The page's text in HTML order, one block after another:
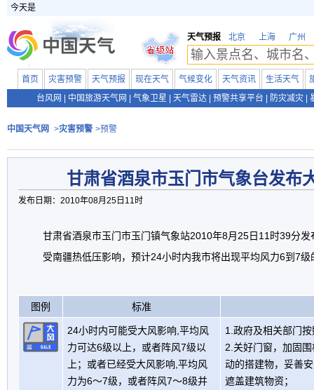
今天是
天气预报 北京 上海 广州
首页 灾害预警 天气预报 现在天气 气候变化 天气资讯 生活天气
台风网
中国旅游天气网 气象卫星 天气雷达 预警共享平台 防灾减灾
中国天气网 >灾害预警 >预警
甘肃省酒泉市玉门市气象台发布
发布日期：2010年08月25日11时
甘肃省酒泉市玉门市玉门镇气象站2010年8月25日11时39分
受南疆热低压影响，预计24小时内我市将出现平均风力6到7级
图例 标准
24小时内可能受大风影响,平均风
力可达6级以上，或者阵风7级以
上；或者已经受大风影响,平均风
力为6～7级，或者阵风7～8级并
1.政府及相关部门
2.关好门窗，加固
动的搭建物，妥善
遮盖建筑物资；